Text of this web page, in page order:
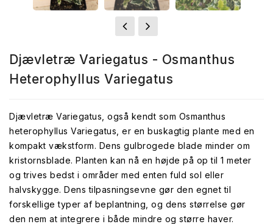
Djævletræ Variegatus - Osmanthus
Heterophyllus Variegatus
Djævletræ Variegatus, også kendt som Osmanthus
heterophyllus Variegatus, er en buskagtig plante med en
kompakt vækstform. Dens gulbrogede blade minder om
kristornsblade. Planten kan nå en højde på op til 1 meter
og trives bedst i områder med enten fuld sol eller
halvskygge. Dens tilpasningsevne gør den egnet til
forskellige typer af beplantning, og dens størrelse gør
den nem at integrere i både mindre og større haver.